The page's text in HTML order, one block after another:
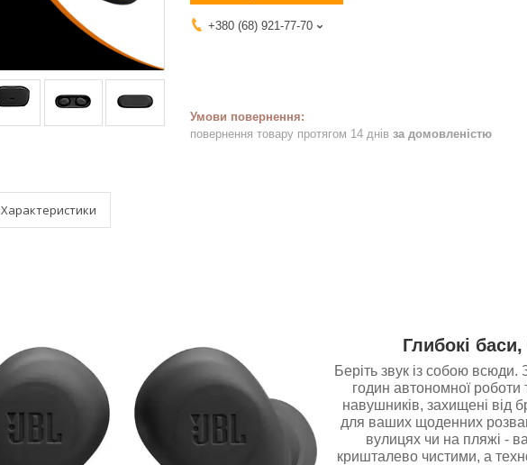
+380 (68) 921-77-70
повернення товару протягом 14 днів за домовленістю
Характеристики
Глибокі
Беріть звук із собою
годин автономної роботи
навушників, захищені від
для ваших щоденних
вулицях чи на пляжі -
кришталево чистими, а